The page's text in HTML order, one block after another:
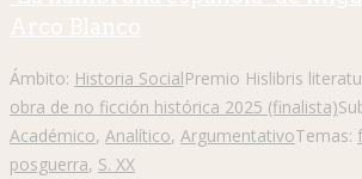
Arco Blanco
Ámbito: Historia SocialPremio Hislibris
obra de no ficción histórica 2025 (finalista)
Académico, Analítico, ArgumentativoTemas:
posguerra, S. XX